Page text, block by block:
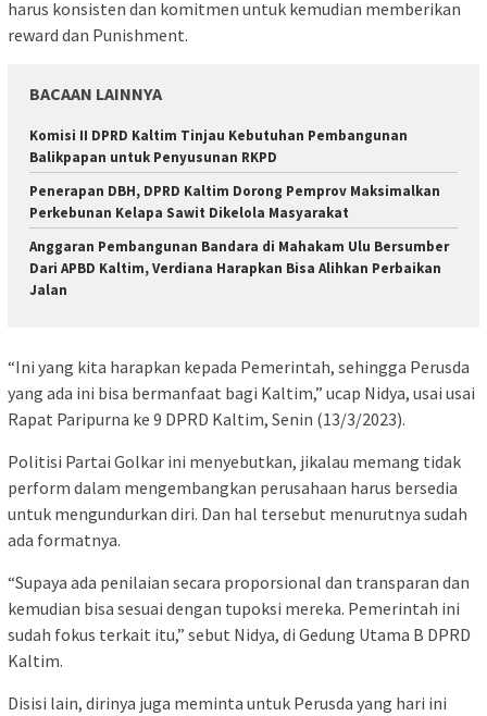
harus konsisten dan komitmen untuk kemudian memberikan
reward dan Punishment.
BACAAN LAINNYA
Komisi II DPRD Kaltim Tinjau Kebutuhan Pembangunan
Balikpapan untuk Penyusunan RKPD
Penerapan DBH, DPRD Kaltim Dorong Pemprov Maksimalkan
Perkebunan Kelapa Sawit Dikelola Masyarakat
Anggaran Pembangunan Bandara di Mahakam Ulu Bersumber
Dari APBD Kaltim, Verdiana Harapkan Bisa Alihkan Perbaikan
Jalan
“Ini yang kita harapkan kepada Pemerintah, sehingga Perusda
yang ada ini bisa bermanfaat bagi Kaltim,” ucap Nidya, usai usai
Rapat Paripurna ke 9 DPRD Kaltim, Senin (13/3/2023).
Politisi Partai Golkar ini menyebutkan, jikalau memang tidak
perform dalam mengembangkan perusahaan harus bersedia
untuk mengundurkan diri. Dan hal tersebut menurutnya sudah
ada formatnya.
“Supaya ada penilaian secara proporsional dan transparan dan
kemudian bisa sesuai dengan tupoksi mereka. Pemerintah ini
sudah fokus terkait itu,” sebut Nidya, di Gedung Utama B DPRD
Kaltim.
Disisi lain, dirinya juga meminta untuk Perusda yang hari ini